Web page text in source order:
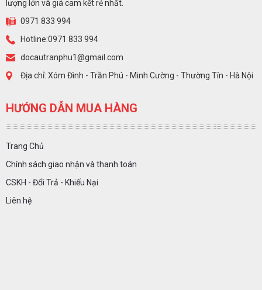
lượng lớn và giá cam kết rẻ nhất.
0971 833 994
Hotline:0971 833 994
docautranphu1@gmail.com
Địa chỉ: Xóm Đình - Trần Phú - Minh Cường - Thường Tín - Hà Nội
HƯỚNG DẪN MUA HÀNG
Trang Chủ
Chính sách giao nhận và thanh toán
CSKH - Đổi Trả - Khiếu Nại
Liên hệ